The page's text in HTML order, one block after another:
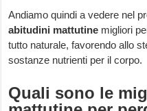
Andiamo quindi a vedere nel
abitudini mattutine migliori
tutto naturale, favorendo allo
sostanze nutrienti per il corpo.
Quali sono le